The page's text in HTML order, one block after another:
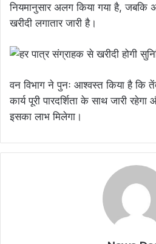
नियमानुसार अलग किया गया है, जबकि
खरीदी लगातार जारी है।
वन विभाग ने पुनः आश्वस्त किया है कि
कार्य पूरी पारदर्शिता के साथ जारी
इसका लाभ मिलेगा।